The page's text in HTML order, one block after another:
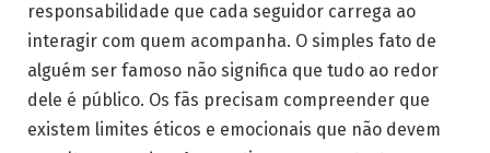
responsabilidade que cada seguidor carrega ao
interagir com quem acompanha. O simples fato de
alguém ser famoso não significa que tudo ao redor
dele é público. Os fãs precisam compreender que
existem limites éticos e emocionais que não devem